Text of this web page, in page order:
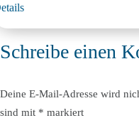
Schreibe einen
Deine E-Mail-Adresse wird
sind mit * markiert